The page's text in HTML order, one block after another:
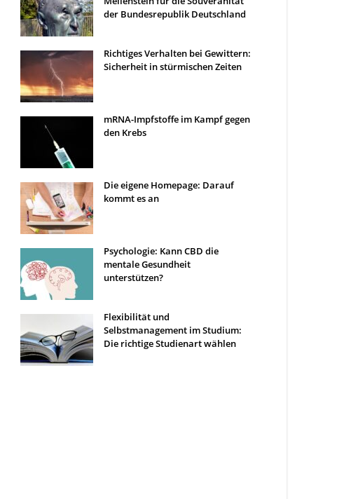
der Bundesrepublik Deutschland
Richtiges Verhalten bei Gewittern:
Sicherheit in stürmischen Zeiten
mRNA-Impfstoffe im Kampf gegen
den Krebs
Die eigene Homepage: Darauf
kommt es an
Psychologie: Kann CBD die
mentale Gesundheit
unterstützen?
Flexibilität und
Selbstmanagement im Studium:
Die richtige Studienart wählen